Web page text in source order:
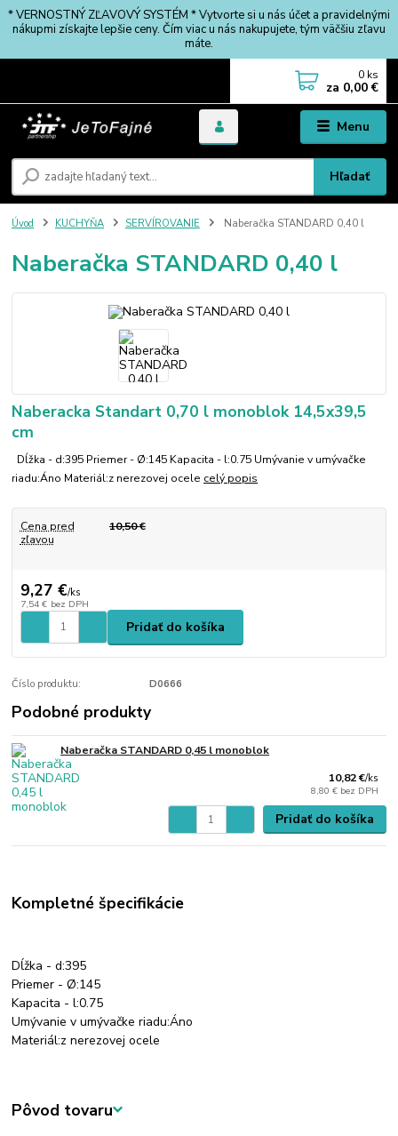
* VERNOSTNÝ ZĽAVOVÝ SYSTÉM * Vytvorte si u nás účet a pravidelnými
nákupmi získajte lepšie ceny. Čím viac u nás nakupujete, tým väčšiu zľavu
máte.
Menu
Hľadať
0 ks
za 0,00 €
Úvod KUCHYŇA SERVÍROVANIE Naberačka STANDARD 0,40 l
Naberačka STANDARD 0,40 l
Naberacka Standart 0,70 l monoblok 14,5x39,5
cm
Dĺžka - d:395 Priemer - Ø:145 Kapacita - l:0.75 Umývanie v umývačke
riadu:Áno Materiál:z nerezovej ocele celý popis
Cena pred
zľavou
10,50 €
9,27 €/ks
7,54 € bez DPH
Pridať do košíka
Číslo produktu: D0666
Podobné produkty
Naberačka STANDARD 0,45 l monoblok
10,82 €/ks
8,80 € bez DPH
Pridať do košíka
Kompletné špecifikácie
Dĺžka - d:395
Priemer - Ø:145
Kapacita - l:0.75
Umývanie v umývačke riadu:Áno
Materiál:z nerezovej ocele
Pôvod tovaru